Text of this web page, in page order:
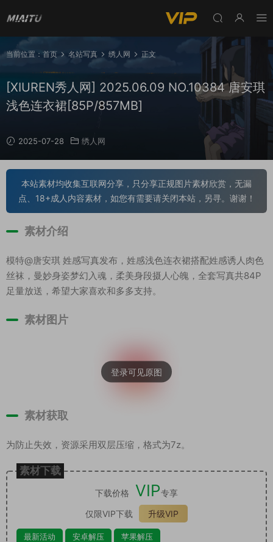
当前位置： 首页 名站写真 绣人网 正文
[XIUREN秀人网] 2025.06.09 NO.10384 唐安琪
浅色连衣裙[85P/857MB]
2025-07-28 绣人网
本站素材均收集互联网分享，只分享正规图片素材欣赏，无漏
点、18+成人内容素材，如您有需要请关闭本站，另寻。谢谢！
素材介绍
模特@唐安琪 姓感写真发布，姓感浅色连衣裙搭配姓感诱人肉色
丝袜，曼妙身姿梦幻入魂，柔美身段摄人心魄，全套写真共84P
足量放送，希望大家喜欢和多多支持。
素材图片
素材获取
为防止失效，资源采用双层压缩，格式为7z。
素材下载
下载价格 VIP专享
仅限VIP下载
升级VIP
最新活动 安卓解压 苹果解压